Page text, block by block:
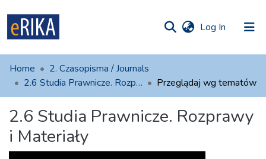
Log In (current)
UAFM
Information
Help
Contact
Home
2. Czasopisma / Journals
2.6 Studia Prawnicze. Rozprawy i Materiały
Przeglądaj wg tematów
2.6 Studia Prawnicze. Rozprawy
i Materiały